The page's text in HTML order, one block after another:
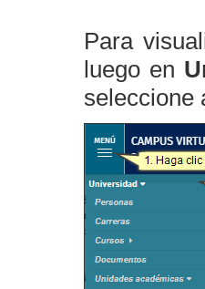
Para
luego en
seleccione